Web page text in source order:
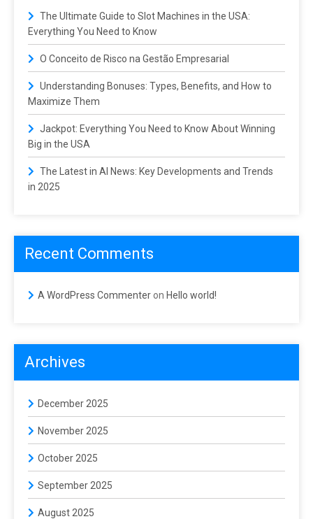
The Ultimate Guide to Slot Machines in the USA:
Everything You Need to Know
O Conceito de Risco na Gestão Empresarial
Understanding Bonuses: Types, Benefits, and How to
Maximize Them
Jackpot: Everything You Need to Know About Winning
Big in the USA
The Latest in AI News: Key Developments and Trends
in 2025
Recent Comments
A WordPress Commenter on Hello world!
Archives
December 2025
November 2025
October 2025
September 2025
August 2025